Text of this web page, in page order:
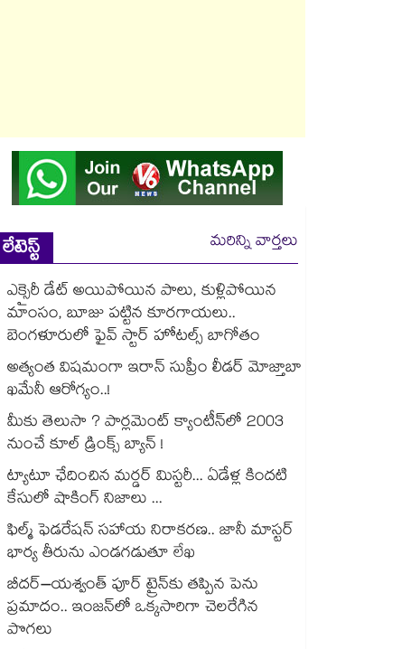
లేటెస్ట్
మరిన్ని వార్తలు
ఎక్సైరీ డేట్ అయిపోయిన పాలు, కుళ్లిపోయిన
మాంసం, బూజు పట్టిన కూరగాయలు..
బెంగళూరులో ఫైవ్ స్టార్ హోటల్స్ బాగోతం
అత్యంత విషమంగా ఇరాన్ సుప్రీం లీడర్ మోజ్తాబా
ఖమేనీ ఆరోగ్యం..!
మీకు తెలుసా ? పార్లమెంట్ క్యాంటీన్⁪లో 2003
నుంచే కూల్ డ్రింక్స్ బ్యాన్ !
ట్యాటూ ఛేదించిన మర్డర్ మిస్టరీ... ఏడేళ్ల కిందటి
కేసులో షాకింగ్ నిజాలు ...
ఫిల్మ్ ఫెడరేషన్ సహాయ నిరాకరణ.. జానీ మాస్టర్
భార్య తీరును ఎండగడుతూ లేఖ
బీదర్–యశ్వంత్ పూర్ ట్రైన్‎కు తప్పిన పెను
ప్రమాదం.. ఇంజన్‎లో ఒక్కసారిగా చెలరేగిన
పొగలు